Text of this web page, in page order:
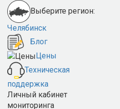
Выберите регион:
Челябинск
Блог
Цены
Техническая
поддержка
Личный кабинет
мониторинга